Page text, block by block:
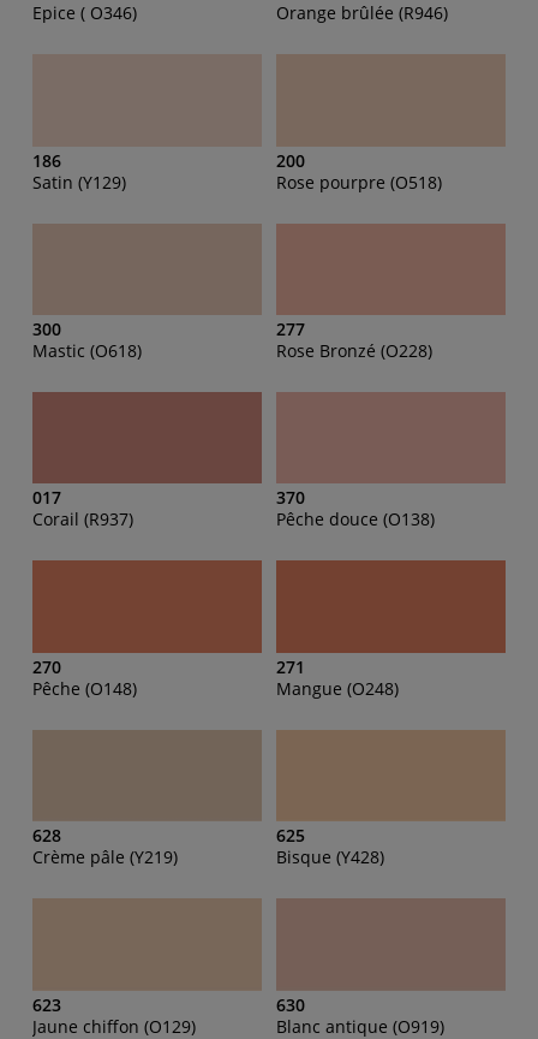
Epice ( O346)
Orange brûlée (R946)
186
Satin (Y129)
200
Rose pourpre (O518)
300
Mastic (O618)
277
Rose Bronzé (O228)
017
Corail (R937)
370
Pêche douce (O138)
270
Pêche (O148)
271
Mangue (O248)
628
Crème pâle (Y219)
625
Bisque (Y428)
623
Jaune chiffon (O129)
630
Blanc antique (O919)